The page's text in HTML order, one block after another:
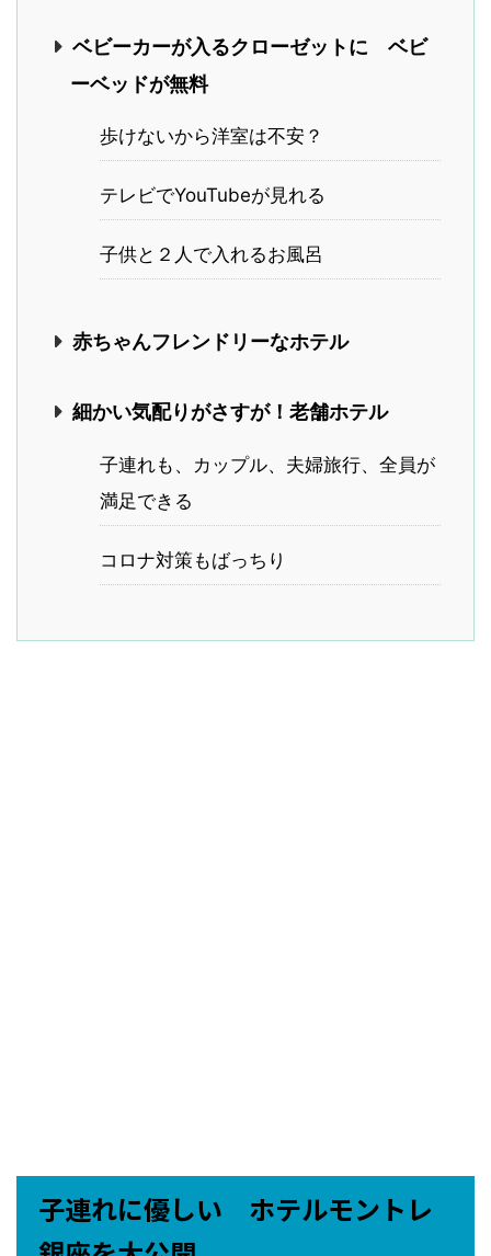
ベビーカーが入るクローゼットに ベビ
ーベッドが無料
歩けないから洋室は不安？
テレビでYouTubeが見れる
子供と２人で入れるお風呂
赤ちゃんフレンドリーなホテル
細かい気配りがさすが！老舗ホテル
子連れも、カップル、夫婦旅行、全員が
満足できる
コロナ対策もばっちり
子連れに優しい ホテルモントレ